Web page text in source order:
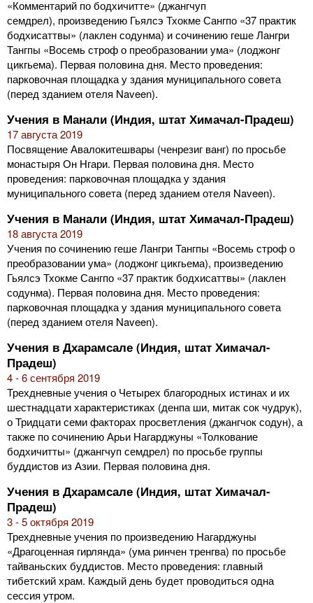
«Комментарий по бодхичитте» (джангчуп
семдрел), произведению Гьялсэ Тхокме Сангпо «37 практик
бодхисаттвы» (лаклен содунма) и сочинению геше Лангри
Тангпы «Восемь строф о преобразовании ума» (лоджонг
цикгьема). Первая половина дня. Место проведения:
парковочная площадка у здания муниципального совета
(перед зданием отеля Naveen).
Учения в Манали (Индия, штат Химачал-Прадеш)
17 августа 2019
Посвящение Авалокитешвары (ченрезиг ванг) по просьбе
монастыря Он Нгари. Первая половина дня. Место
проведения: парковочная площадка у здания
муниципального совета (перед зданием отеля Naveen).
Учения в Манали (Индия, штат Химачал-Прадеш)
18 августа 2019
Учения по сочинению геше Лангри Тангпы «Восемь строф о
преобразовании ума» (лоджонг цикгьема), произведению
Гьялсэ Тхокме Сангпо «37 практик бодхисаттвы» (лаклен
содунма). Первая половина дня. Место проведения:
парковочная площадка у здания муниципального совета
(перед зданием отеля Naveen).
Учения в Дхарамсале (Индия, штат Химачал-
Прадеш)
4 - 6 сентября 2019
Трехдневные учения о Четырех благородных истинах и их
шестнадцати характеристиках (денпа ши, митак сок чудрук),
о Тридцати семи факторах просветления (джангчок содун), а
также по сочинению Арьи Нагарджуны «Толкование
бодхичитты» (джангчуп семдрел) по просьбе группы
буддистов из Азии. Первая половина дня.
Учения в Дхарамсале (Индия, штат Химачал-
Прадеш)
3 - 5 октября 2019
Трехдневные учения по произведению Нагарджуны
«Драгоценная гирлянда» (ума ринчен тренгва) по просьбе
тайваньских буддистов. Место проведения: главный
тибетский храм. Каждый день будет проводиться одна
сессия утром.